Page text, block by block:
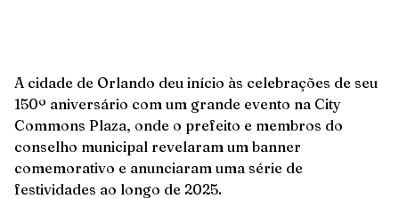
A cidade de Orlando deu início às celebrações de seu
150º aniversário com um grande evento na City
Commons Plaza, onde o prefeito e membros do
conselho municipal revelaram um banner
comemorativo e anunciaram uma série de
festividades ao longo de 2025.